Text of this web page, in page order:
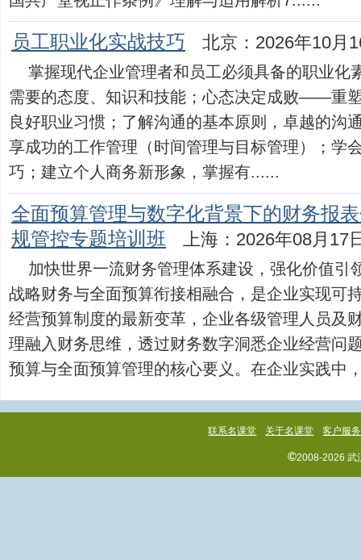
员工职业化实战技巧 北京：2026年10月
掌握现代企业管理者和员工必须具备的职业化
需要的态度、知识和技能；心态决定成败——重
良好职业习惯；了解沟通的基本原则，卓越的沟
享成功的工作管理（时间管理与目标管理）；学
巧；建立个人商务新形象，掌握有......
全面预算管理与数字化背景下的财务报
规管控专题培训班
上海：2026年08月17
加快世界一流财务管理体系建设，强化价值引
战略财务与全面预算衔接相融合，是企业实现可
经营预算制度的最新变革，企业各级管理人员及
理融入财务思维，透过财务数字洞悉企业经营问
预算与全面预算管理的核心要义。在企业实践中
联系名课堂 关于名课堂 客户服
©2008-2026 武